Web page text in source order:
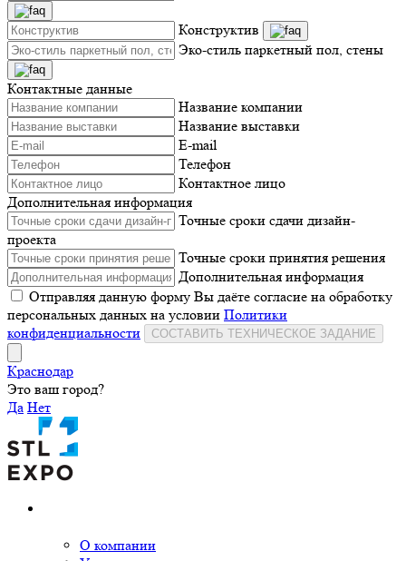
Конструктив
Эко-стиль паркетный пол, стены
Контактные данные
Название компании
Название выставки
E-mail
Телефон
Контактное лицо
Дополнительная информация
Точные сроки сдачи дизайн-
проекта
Точные сроки принятия решения
Дополнительная информация
Отправляя данную форму Вы даёте согласие на обработку
персональных данных на условии Политики
конфиденциальности
СОСТАВИТЬ ТЕХНИЧЕСКОЕ ЗАДАНИЕ
Краснодар
Это ваш город?
Да Нет
О компании